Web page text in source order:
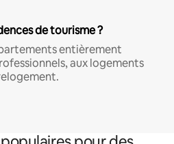
de tourisme ?
entièrement
aux logements